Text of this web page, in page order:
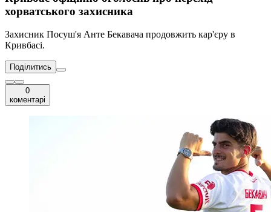
хорватського захисника
Захисник Посуш'я Анте Бекавача продовжить кар'єру в
Кривбасі.
Поділитись
0
коментарі